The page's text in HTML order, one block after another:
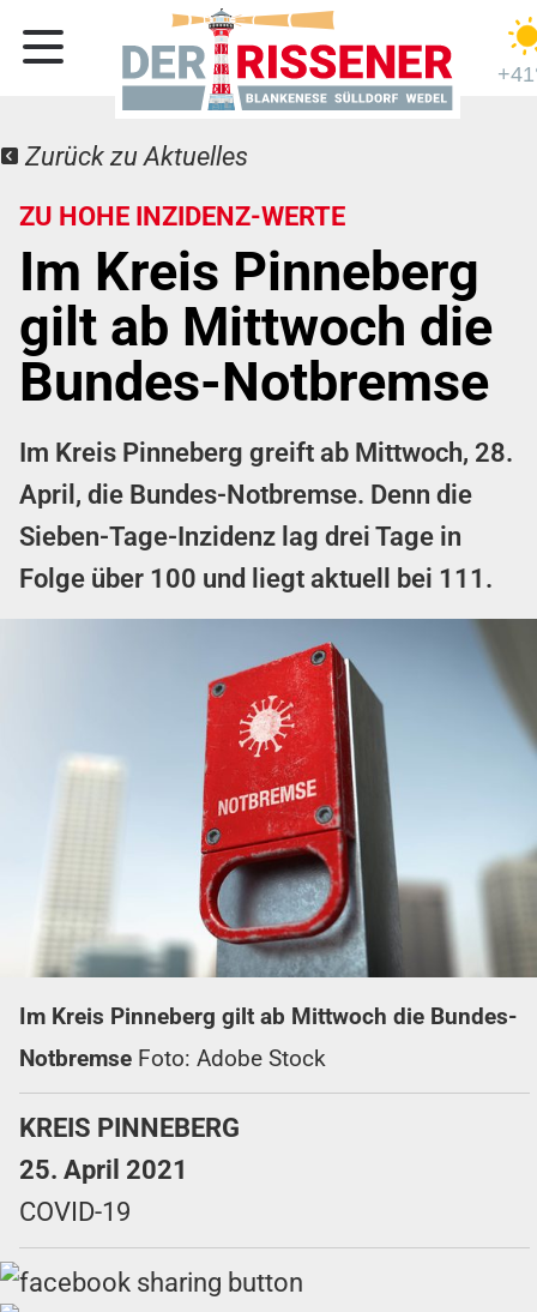
Zurück zu Aktuelles
ZU HOHE INZIDENZ-WERTE
Im Kreis Pinneberg
gilt ab Mittwoch die
Bundes-Notbremse
Im Kreis Pinneberg greift ab Mittwoch, 28.
April, die Bundes-Notbremse. Denn die
Sieben-Tage-Inzidenz lag drei Tage in
Folge über 100 und liegt aktuell bei 111.
Im Kreis Pinneberg gilt ab Mittwoch die Bundes-
Notbremse Foto: Adobe Stock
KREIS PINNEBERG
25. April 2021
COVID-19